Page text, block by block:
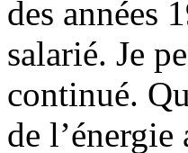
des années
salarié. Je
continué.
de